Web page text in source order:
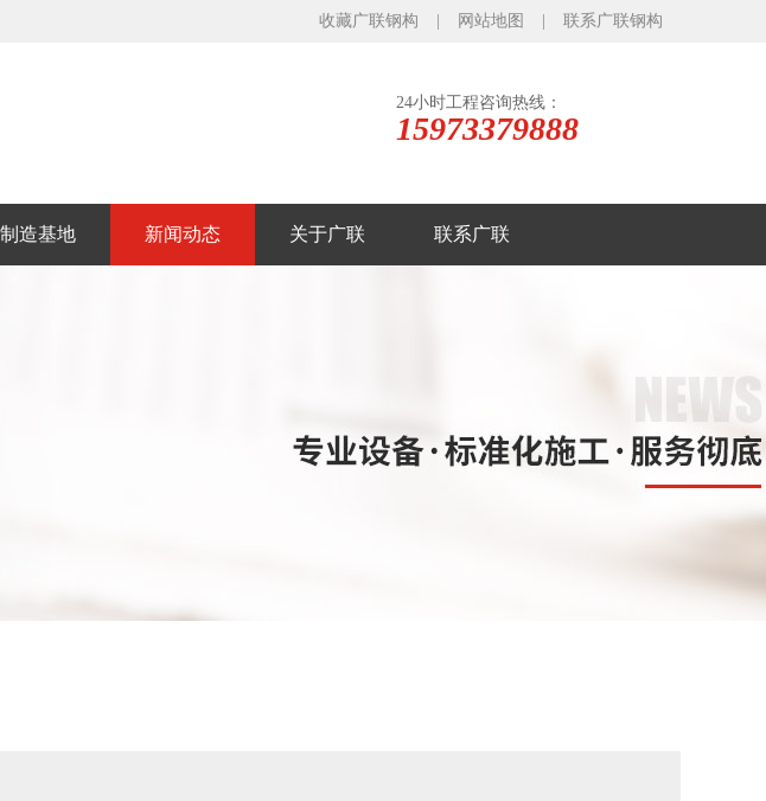
收藏广联钢构 网站地图 联系广联钢构
24小时工程咨询热线：
15973379888
制造基地 新闻动态 关于广联 联系广联